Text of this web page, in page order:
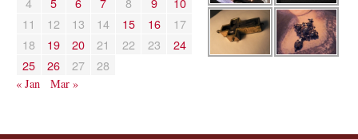
11
12 13 14 15 16
17
18
19 20 21 22 23
24
25
26 27 28
« Jan Mar »